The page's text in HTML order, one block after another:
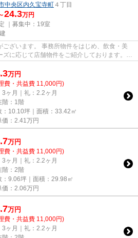
中央区内久宝寺町 ４丁目
24.3万円
｜募集中： 19室
ざいます。 事務所物件をはじめ、飲食・美
に応じて店舗物件をご紹介しております。
万円
費・共益費 11,000円)
3ヶ月｜礼：2.2ヶ月
階：1階
：10.10坪｜面積：33.42㎡
： 2.41 万円
万円
費・共益費 11,000円)
3ヶ月｜礼：2.2ヶ月
階：2階
：9.06坪｜面積：29.98㎡
： 2.06万円
万円
費・共益費 11,000円)
3ヶ月｜礼：2.2ヶ月